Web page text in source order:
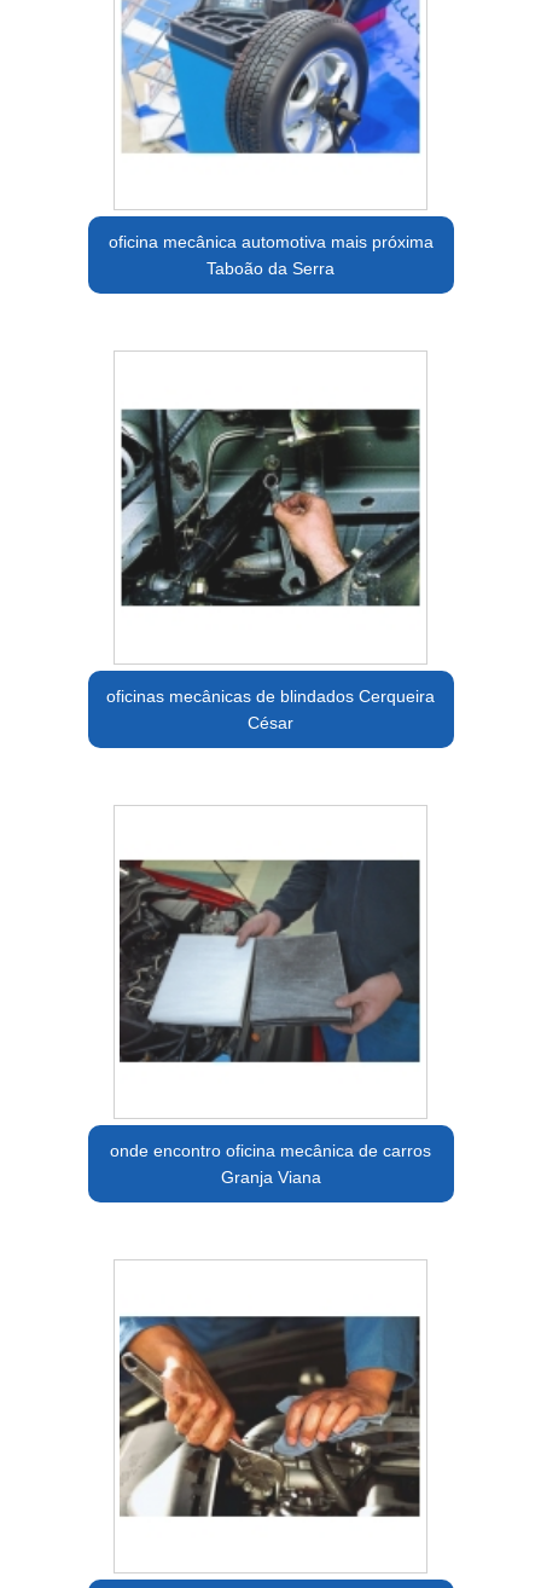
oficina mecânica automotiva mais próxima
Taboão da Serra
oficinas mecânicas de blindados Cerqueira
César
onde encontro oficina mecânica de carros
Granja Viana